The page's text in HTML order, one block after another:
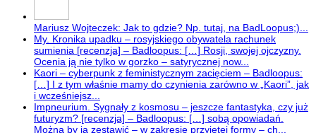
Mariusz Wojteczek: Jak to gdzie? Np. tutaj, na BadLoopus;)...
My. Kronika upadku – rosyjskiego obywatela rachunek
sumienia [recenzja] – Badloopus: […] Rosji, swojej ojczyzny.
Ocenia ją nie tylko w gorzko – satyrycznej now...
Kaori – cyberpunk z feministycznym zacięciem – Badloopus:
[…] I z tym właśnie mamy do czynienia zarówno w „Kaori”, jak
i wcześniejsz...
Impneurium. Sygnały z kosmosu – jeszcze fantastyka, czy już
futuryzm? [recenzja] – Badloopus: […] sobą opowiadań.
Można by ją zestawić – w zakresie przyjętej formy – ch...